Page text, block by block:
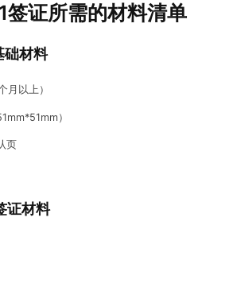
签证所需的材料清单
础材料
月以上）
）
页
证材料